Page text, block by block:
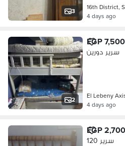
3
16th District,
4 days ago
2
EGP 7,500
سرير دورين
El Lebeny
4 days ago
EGP 2,700
سرير 120